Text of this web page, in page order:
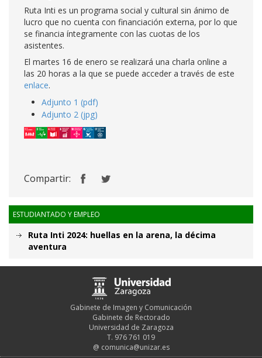
Ruta Inti es un programa social y cultural sin ánimo de
lucro que no cuenta con financiación externa, por lo que
se financia íntegramente con las cuotas de los
asistentes.
El martes 16 de enero se realizará una charla online a
las 20 horas a la que se puede acceder a través de este
enlace.
Adjunto 1 (pdf)
Adjunto 2 (jpg)
Compartir:
ESTUDIANTADO Y EMPLEO
Ruta Inti 2024: huellas en la arena, la décima
aventura
Gabinete de Imagen y Comunicación
Gabinete de Rectorado
Universidad de Zaragoza
T. 976 761 019
@ comunica@unizar.es